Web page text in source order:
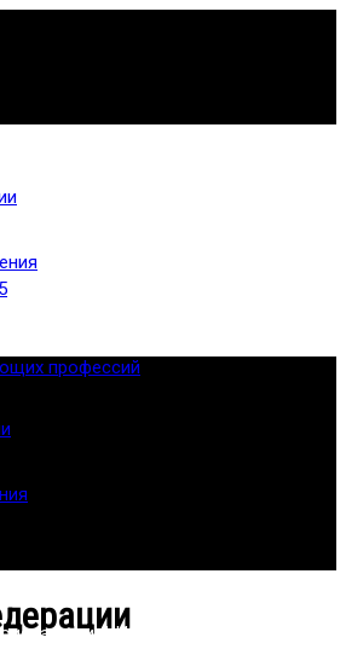
свои ФИО» – «Зайти в кейс» –